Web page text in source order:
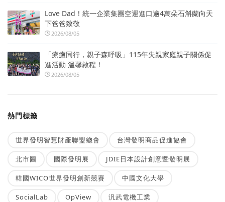
Love Dad！統一企業集團空運進口逾4萬朵石斛蘭向天
下爸爸致敬
2026/08/05
「療癒同行，親子森呼吸」115年失親家庭親子關係促
進活動 溫馨啟程！
2026/08/05
熱門標籤
世界發明智慧財產聯盟總會 台灣發明商品促進協會
北市圖 國際發明展 JDIE日本設計創意暨發明展
韓國WICO世界發明創新競賽 中國文化大學
SocialLab OpView 汎武電機工業